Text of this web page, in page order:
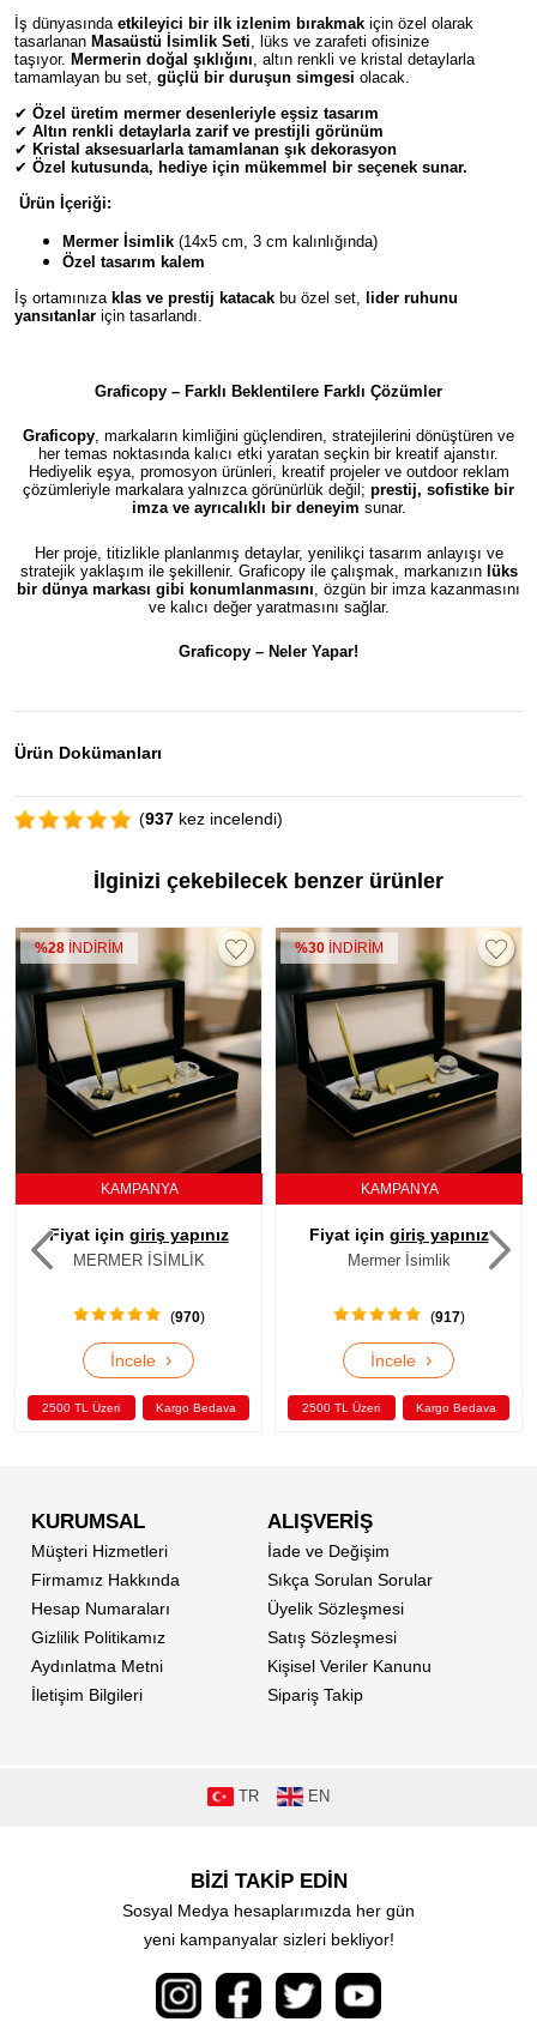
İş dünyasında etkileyici bir ilk izlenim bırakmak için özel olarak
tasarlanan Masaüstü İsimlik Seti, lüks ve zarafeti ofisinize
taşıyor. Mermerin doğal şıklığını, altın renkli ve kristal detaylarla
tamamlayan bu set, güçlü bir duruşun simgesi olacak.
✔ Özel üretim mermer desenleriyle eşsiz tasarım
✔ Altın renkli detaylarla zarif ve prestijli görünüm
✔ Kristal aksesuarlarla tamamlanan şık dekorasyon
✔ Özel kutusunda, hediye için mükemmel bir seçenek sunar.
Ürün İçeriği:
Mermer İsimlik (14x5 cm, 3 cm kalınlığında)
Özel tasarım kalem
İş ortamınıza klas ve prestij katacak bu özel set, lider ruhunu
yansıtanlar için tasarlandı.
Graficopy – Farklı Beklentilere Farklı Çözümler
Graficopy, markaların kimliğini güçlendiren, stratejilerini dönüştüren ve
her temas noktasında kalıcı etki yaratan seçkin bir kreatif ajanstır.
Hediyelik eşya, promosyon ürünleri, kreatif projeler ve outdoor reklam
çözümleriyle markalara yalnızca görünürlük değil; prestij, sofistike bir
imza ve ayrıcalıklı bir deneyim sunar.
Her proje, titizlikle planlanmış detaylar, yenilikçi tasarım anlayışı ve
stratejik yaklaşım ile şekillenir. Graficopy ile çalışmak, markanızın lüks
bir dünya markası gibi konumlanmasını , özgün bir imza kazanmasını
ve kalıcı değer yaratmasını sağlar.
Graficopy – Neler Yapar!
Ürün Dokümanları
(937 kez incelendi)
İlginizi çekebilecek benzer ürünler
%30 İNDİRİM
KAMPANYA
Fiyat içingiriş yapınız
Mermer İsimlik
(917
İncele
2500 TL Üzeri Kargo Bedava
%30 İNDİRİM
KAMPANYA
Fiyat içingiriş yapınız
Mermer İsimlik
(890
İncele
2500 TL Üzeri Kargo Bedava
KURUMSAL
Müşteri Hizmetleri
Firmamız Hakkında
Hesap Numaraları
Gizlilik Politikamız
Aydınlatma Metni
İletişim Bilgileri
ALIŞVERİŞ
İade ve Değişim
Sıkça Sorulan Sorular
Üyelik Sözleşmesi
Satış Sözleşmesi
Kişisel Veriler Kanunu
Sipariş Takip
TR EN
BİZİ TAKİP EDİN
Sosyal Medya hesaplarımızda her gün
yeni kampanyalar sizleri bekliyor!